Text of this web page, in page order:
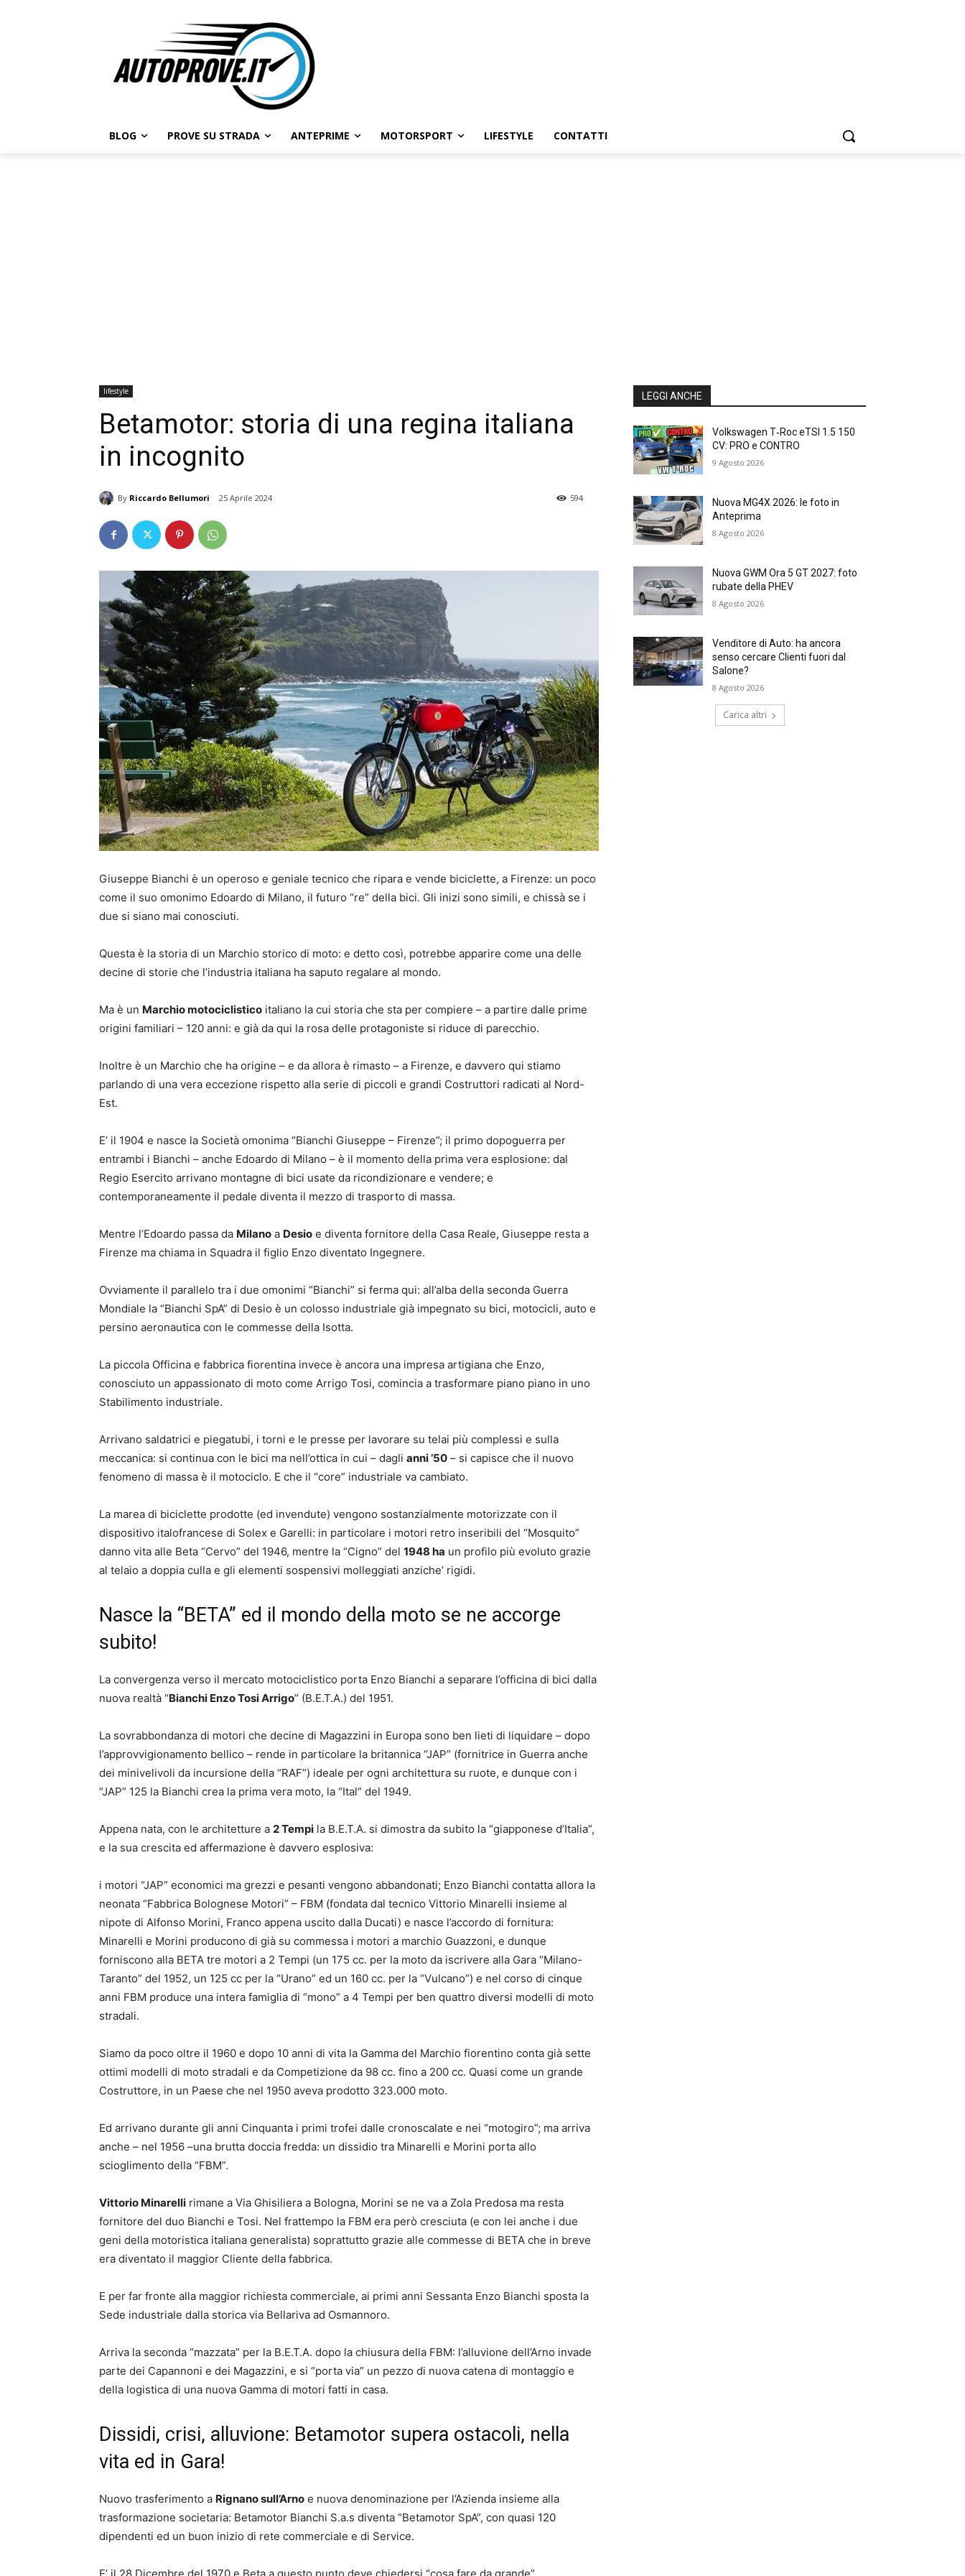
BLOG PROVE SU STRADA ANTEPRIME MOTORSPORT LIFESTYLE CONTATTI
lifestyle
Betamotor: storia di una regina italiana
in incognito
By Riccardo Bellumori 25 Aprile 2024 594
Giuseppe Bianchi è un operoso e geniale tecnico che ripara e vende biciclette, a Firenze: un poco
come il suo omonimo Edoardo di Milano, il futuro “re” della bici. Gli inizi sono simili, e chissà se i
due si siano mai conosciuti.
Questa è la storia di un Marchio storico di moto: e detto così, potrebbe apparire come una delle
decine di storie che l’industria italiana ha saputo regalare al mondo.
Ma è un Marchio motociclistico italiano la cui storia che sta per compiere – a partire dalle prime
origini familiari – 120 anni: e già da qui la rosa delle protagoniste si riduce di parecchio.
Inoltre è un Marchio che ha origine – e da allora è rimasto – a Firenze, e davvero qui stiamo
parlando di una vera eccezione rispetto alla serie di piccoli e grandi Costruttori radicati al Nord-
Est.
E’ il 1904 e nasce la Società omonima “Bianchi Giuseppe – Firenze”; il primo dopoguerra per
entrambi i Bianchi – anche Edoardo di Milano – è il momento della prima vera esplosione: dal
Regio Esercito arrivano montagne di bici usate da ricondizionare e vendere; e
contemporaneamente il pedale diventa il mezzo di trasporto di massa.
Mentre l’Edoardo passa da Milano a Desio e diventa fornitore della Casa Reale, Giuseppe resta a
Firenze ma chiama in Squadra il figlio Enzo diventato Ingegnere.
Ovviamente il parallelo tra i due omonimi “Bianchi” si ferma qui: all’alba della seconda Guerra
Mondiale la “Bianchi SpA” di Desio è un colosso industriale già impegnato su bici, motocicli, auto e
persino aeronautica con le commesse della Isotta.
La piccola Officina e fabbrica fiorentina invece è ancora una impresa artigiana che Enzo,
conosciuto un appassionato di moto come Arrigo Tosi, comincia a trasformare piano piano in uno
Stabilimento industriale.
Arrivano saldatrici e piegatubi, i torni e le presse per lavorare su telai più complessi e sulla
meccanica: si continua con le bici ma nell’ottica in cui – dagli anni ’50 – si capisce che il nuovo
fenomeno di massa è il motociclo. E che il “core” industriale va cambiato.
La marea di biciclette prodotte (ed invendute) vengono sostanzialmente motorizzate con il
dispositivo italofrancese di Solex e Garelli: in particolare i motori retro inseribili del “Mosquito”
danno vita alle Beta “Cervo” del 1946, mentre la “Cigno” del 1948 ha un profilo più evoluto grazie
al telaio a doppia culla e gli elementi sospensivi molleggiati anziche’ rigidi.
Nasce la “BETA” ed il mondo della moto se ne accorge
subito!
La convergenza verso il mercato motociclistico porta Enzo Bianchi a separare l’officina di bici dalla
nuova realtà “Bianchi Enzo Tosi Arrigo” (B.E.T.A.) del 1951.
La sovrabbondanza di motori che decine di Magazzini in Europa sono ben lieti di liquidare – dopo
l’approvvigionamento bellico – rende in particolare la britannica “JAP” (fornitrice in Guerra anche
dei minivelivoli da incursione della “RAF”) ideale per ogni architettura su ruote, e dunque con i
“JAP” 125 la Bianchi crea la prima vera moto, la “Ital” del 1949.
Appena nata, con le architetture a 2 Tempi la B.E.T.A. si dimostra da subito la “giapponese d’Italia”,
e la sua crescita ed affermazione è davvero esplosiva:
i motori “JAP” economici ma grezzi e pesanti vengono abbandonati; Enzo Bianchi contatta allora la
neonata “Fabbrica Bolognese Motori” – FBM (fondata dal tecnico Vittorio Minarelli insieme al
nipote di Alfonso Morini, Franco appena uscito dalla Ducati) e nasce l’accordo di fornitura:
Minarelli e Morini producono di già su commessa i motori a marchio Guazzoni, e dunque
forniscono alla BETA tre motori a 2 Tempi (un 175 cc. per la moto da iscrivere alla Gara “Milano-
Taranto” del 1952, un 125 cc per la “Urano” ed un 160 cc. per la “Vulcano”) e nel corso di cinque
anni FBM produce una intera famiglia di “mono” a 4 Tempi per ben quattro diversi modelli di moto
stradali.
Siamo da poco oltre il 1960 e dopo 10 anni di vita la Gamma del Marchio fiorentino conta già sette
ottimi modelli di moto stradali e da Competizione da 98 cc. fino a 200 cc. Quasi come un grande
Costruttore, in un Paese che nel 1950 aveva prodotto 323.000 moto.
Ed arrivano durante gli anni Cinquanta i primi trofei dalle cronoscalate e nei “motogiro”; ma arriva
anche – nel 1956 –una brutta doccia fredda: un dissidio tra Minarelli e Morini porta allo
scioglimento della “FBM”.
Vittorio Minarelli rimane a Via Ghisiliera a Bologna, Morini se ne va a Zola Predosa ma resta
fornitore del duo Bianchi e Tosi. Nel frattempo la FBM era però cresciuta (e con lei anche i due
geni della motoristica italiana generalista) soprattutto grazie alle commesse di BETA che in breve
era diventato il maggior Cliente della fabbrica.
E per far fronte alla maggior richiesta commerciale, ai primi anni Sessanta Enzo Bianchi sposta la
Sede industriale dalla storica via Bellariva ad Osmannoro.
Arriva la seconda “mazzata” per la B.E.T.A. dopo la chiusura della FBM: l’alluvione dell’Arno invade
parte dei Capannoni e dei Magazzini, e si “porta via” un pezzo di nuova catena di montaggio e
della logistica di una nuova Gamma di motori fatti in casa.
Dissidi, crisi, alluvione: Betamotor supera ostacoli, nella
vita ed in Gara!
Nuovo trasferimento a Rignano sull’Arno e nuova denominazione per l’Azienda insieme alla
trasformazione societaria: Betamotor Bianchi S.a.s diventa “Betamotor SpA”, con quasi 120
dipendenti ed un buon inizio di rete commerciale e di Service.
LEGGI ANCHE
Volkswagen T‑Roc eTSI 1.5 150
CV: PRO e CONTRO
9 Agosto 2026
Nuova MG4X 2026: le foto in
Anteprima
8 Agosto 2026
Nuova GWM Ora 5 GT 2027: foto
rubate della PHEV
8 Agosto 2026
Venditore di Auto: ha ancora
senso cercare Clienti fuori dal
Salone?
8 Agosto 2026
Carica altri